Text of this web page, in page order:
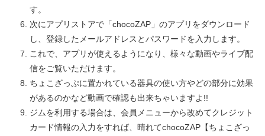
す。
次にアプリストアで「chocoZAP」のアプリをダウンロード
し、登録したメールアドレスとパスワードを入力します。
これで、アプリが使えるようになり、様々な動画やライブ配
信をご覧いただけます。
ちょこざっぷに置かれている器具の使い方やどの部分に効果
があるのかなど動画で確認も出来ちゃいますよ!!
ジムを利用する場合は、会員メニューから改めてクレジット
カード情報の入力をすれば、晴れてchocoZAP【ちょこざっ